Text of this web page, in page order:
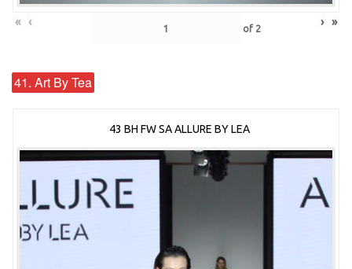
« ‹ of 2 › »
41. Art By Tea
43 BH FW SA ALLURE BY LEA